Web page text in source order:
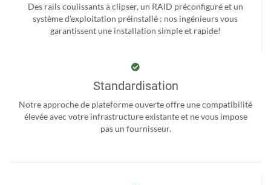
Des rails coulissants à clipser, un RAID préconfiguré et un
système d'exploitation préinstallé ; nos ingénieurs vous
garantissent une installation simple et rapide!
Standardisation
Notre approche de plateforme ouverte offre une compatibilité
élevée avec votre infrastructure existante et ne vous impose
pas un fournisseur.